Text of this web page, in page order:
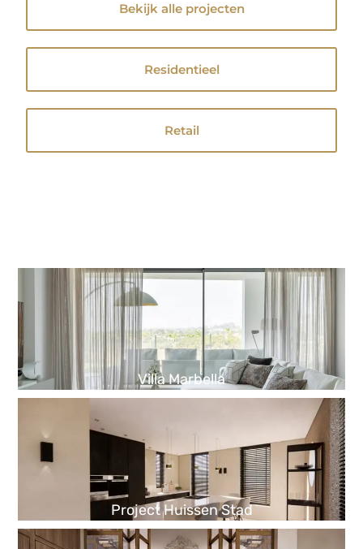
Bekijk alle projecten
Residentieel
Retail
Villa Marbella
Project Huissen Stad